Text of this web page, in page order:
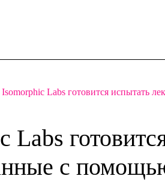
Isomorphic Labs готовится испытать
Labs
с